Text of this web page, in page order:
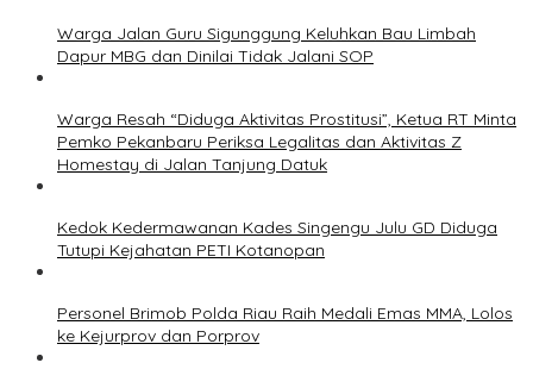
Warga Jalan Guru Sigunggung Keluhkan Bau Limbah
Dapur MBG dan Dinilai Tidak Jalani SOP
Warga Resah “Diduga Aktivitas Prostitusi”, Ketua RT Minta
Pemko Pekanbaru Periksa Legalitas dan Aktivitas Z
Homestay di Jalan Tanjung Datuk
Kedok Kedermawanan Kades Singengu Julu GD Diduga
Tutupi Kejahatan PETI Kotanopan
Personel Brimob Polda Riau Raih Medali Emas MMA, Lolos
ke Kejurprov dan Porprov